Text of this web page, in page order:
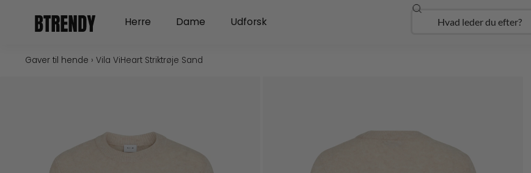
Herre Open Herre
Dame Open Dame
Udforsk Søg
Gaver til hende › Vila ViHeart Striktrøje Sand